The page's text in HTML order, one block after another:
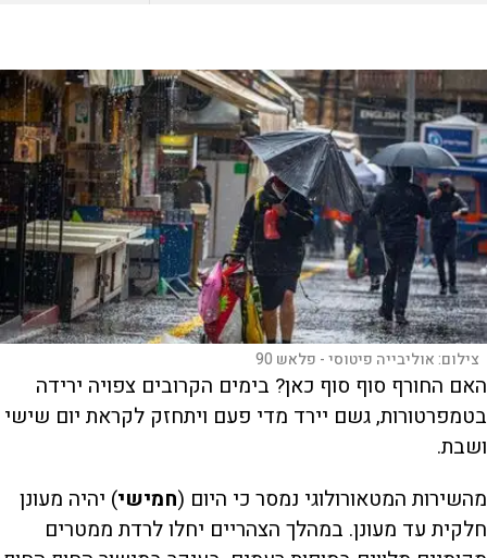
צילום:אוליבייה פיטוסי - פלאש 90
האם החורף סוף סוף כאן? בימים הקרובים צפויה ירידה
בטמפרטורות, גשם יירד מדי פעם ויתחזק לקראת יום שישי
ושבת.
מהשירות המטאורולוגי נמסר כי היום (חמישי) יהיה מעונן
חלקית עד מעונן. במהלך הצהריים יחלו לרדת ממטרים